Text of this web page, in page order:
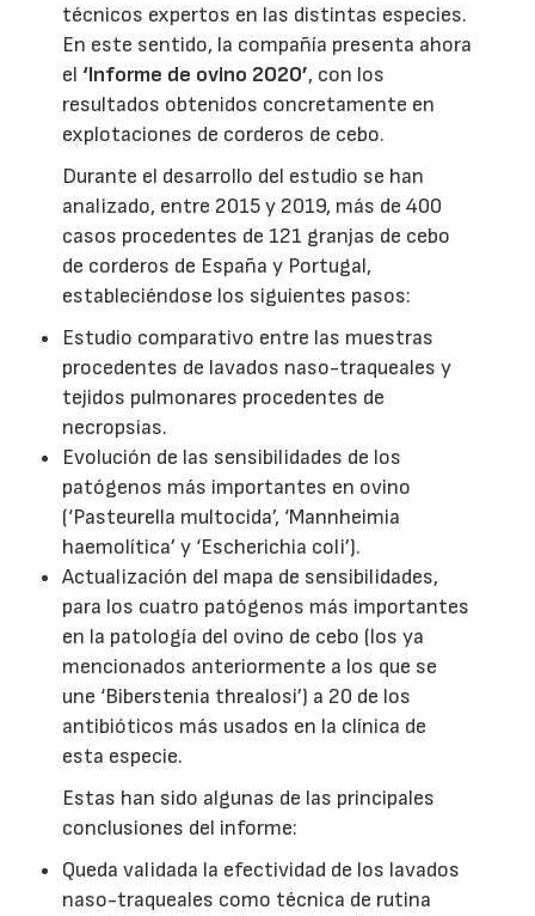
técnicos expertos en las distintas especies.
En este sentido, la compañía presenta ahora
el ‘Informe de ovino 2020’, con los
resultados obtenidos concretamente en
explotaciones de corderos de cebo.
Durante el desarrollo del estudio se han
analizado, entre 2015 y 2019, más de 400
casos procedentes de 121 granjas de cebo
de corderos de España y Portugal,
estableciéndose los siguientes pasos:
Estudio comparativo entre las muestras
procedentes de lavados naso-traqueales y
tejidos pulmonares procedentes de
necropsias.
Evolución de las sensibilidades de los
patógenos más importantes en ovino
(‘Pasteurella multocida’, ‘Mannheimia
haemolítica’ y ‘Escherichia coli’).
Actualización del mapa de sensibilidades,
para los cuatro patógenos más importantes
en la patología del ovino de cebo (los ya
mencionados anteriormente a los que se
une ‘Biberstenia threalosi’) a 20 de los
antibióticos más usados en la clínica de
esta especie.
Estas han sido algunas de las principales
conclusiones del informe:
Queda validada la efectividad de los lavados
naso-traqueales como técnica de rutina